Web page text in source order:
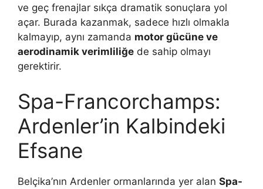
ve geç frenajlar sıkça dramatik sonuçlara yol
açar. Burada kazanmak, sadece hızlı olmakla
kalmayıp, aynı zamanda motor gücüne ve
aerodinamik verimliliğe de sahip olmayı
gerektirir.
Spa-Francorchamps:
Ardenler’in Kalbindeki
Efsane
Belçika’nın Ardenler ormanlarında yer alan Spa-